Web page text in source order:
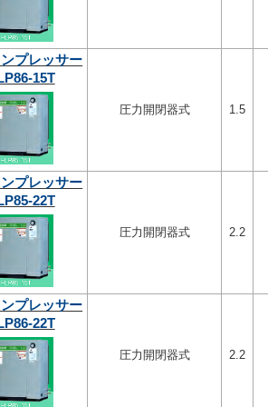
プレッサー
15T
圧力開閉器式 1.5
プレッサー
22T
圧力開閉器式 2.2
プレッサー
22T
圧力開閉器式 2.2